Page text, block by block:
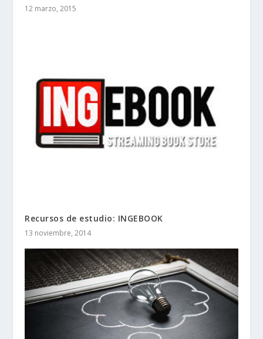
12 marzo, 2015
Recursos de estudio: INGEBOOK
13 noviembre, 2014